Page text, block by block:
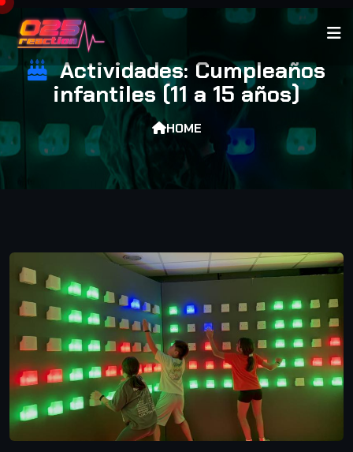
Actividades: Cumpleaños
infantiles (11 a 15 años)
HOME